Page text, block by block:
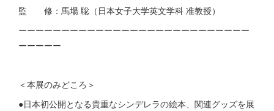
監 修：馬場 聡（日本女子大学英文学科 准教授）
ーーーーーーーーーーーーーーーーーーーーーーーーーーー
ーーーーー
＜本展のみどころ＞
●日本初公開となる貴重なシンデレラの絵本、関連グッズを展